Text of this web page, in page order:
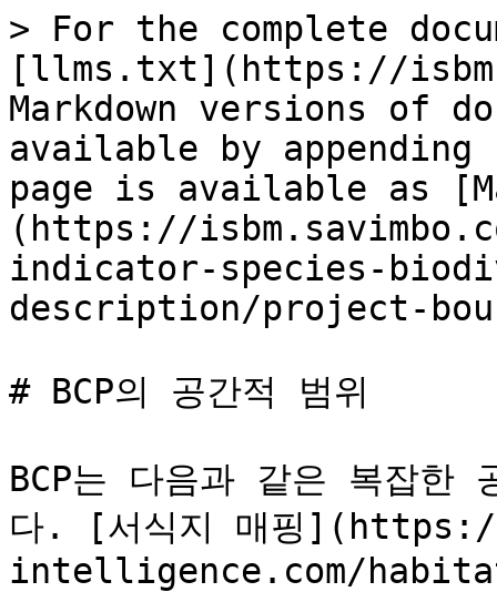
> For the complete
[llms.txt](https://
Markdown versions of
available by
page is available as
(https://
indicator-species-
description/project-
# BCP의 공간적 범위
BCP는 다음과 같은 복잡한
다. [서식지 매핑
intelligence.com/